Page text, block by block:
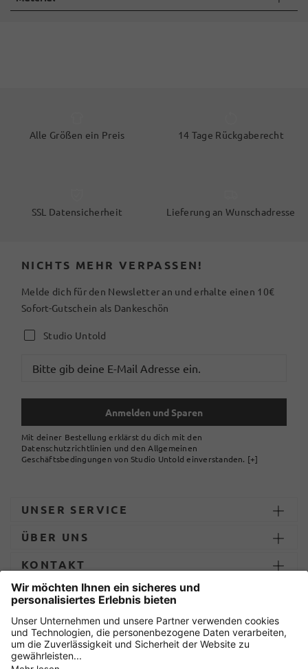
Alle Größen ein Preis 14 Tage Rückgaberecht
SSL Datensicherheit Lieferung an Wunschadresse
NICHTS MEHR VERPASSEN!
Melde dich für den Newsletter an und erhalte einen 10€
Sofort-Gutschein als Dankeschön
Studio Untold
Anmelden und Sparen
Mit deiner Bestellung erklärst du dich mit den
Datenschutzrichtlinien und den Allgemeinen
Geschäftsbedingungen von Studio Untold einverstanden. [+]
UNSER SERVICE
ÜBER UNS
KONTAKT
ZAHLUNG UND LIEFERUNG
Sicher einkaufen mit